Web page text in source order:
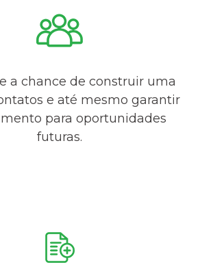
a chance de construir uma
e até mesmo garantir
para oportunidades
futuras.